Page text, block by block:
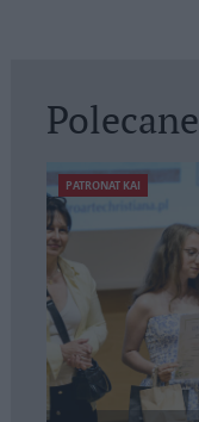
Polecane
PATRONAT KAI